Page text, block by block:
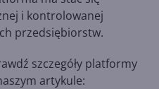
i kontrolowanej
przedsiębiorstw.
szczegóły platformy
artykule: